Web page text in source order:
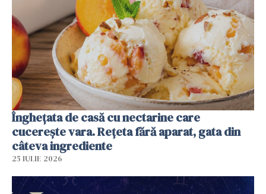
Înghețata de casă cu nectarine care
cucerește vara. Rețeta fără aparat, gata din
câteva ingrediente
25 IULIE 2026